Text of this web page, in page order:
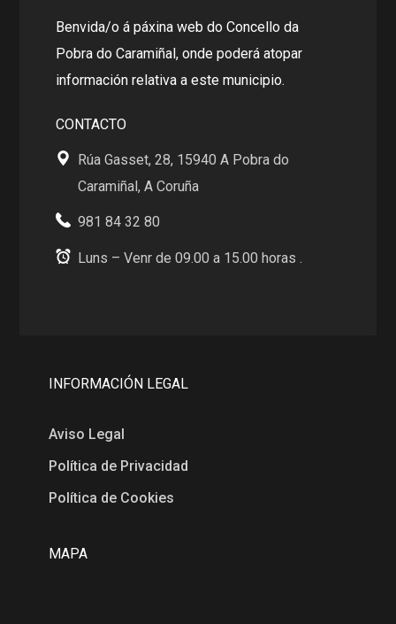
Benvida/o á páxina web do Concello da
Pobra do Caramiñal, onde poderá atopar
información relativa a este municipio.
CONTACTO
Rúa Gasset, 28, 15940 A Pobra do
Caramiñal, A Coruña
981 84 32 80
Luns – Venr de 09.00 a 15.00 horas .
INFORMACIÓN LEGAL
Aviso Legal
Política de Privacidad
Política de Cookies
MAPA